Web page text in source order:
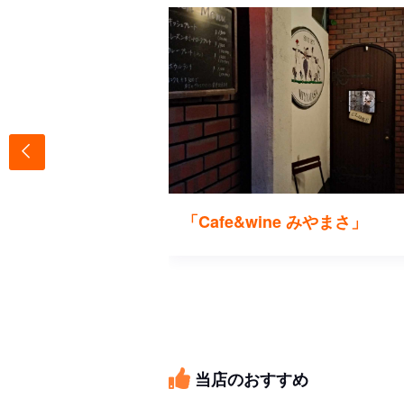
「Cafe&wine みやまさ」
当店のおすすめ